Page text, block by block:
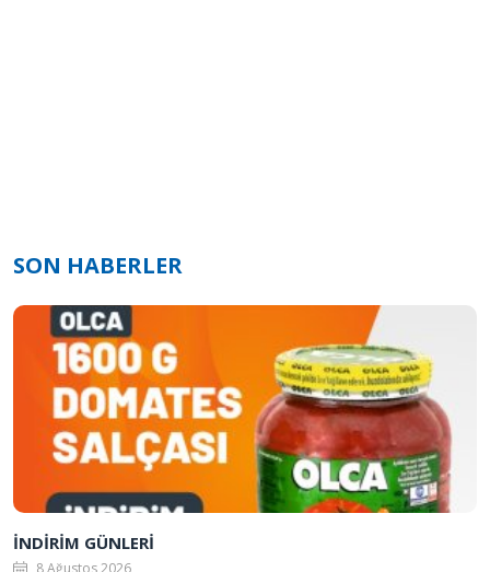
SON HABERLER
İNDİRİM GÜNLERİ
8 Ağustos 2026